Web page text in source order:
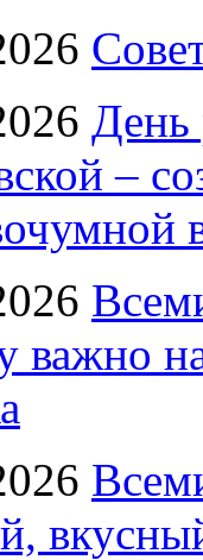
День
–
важно